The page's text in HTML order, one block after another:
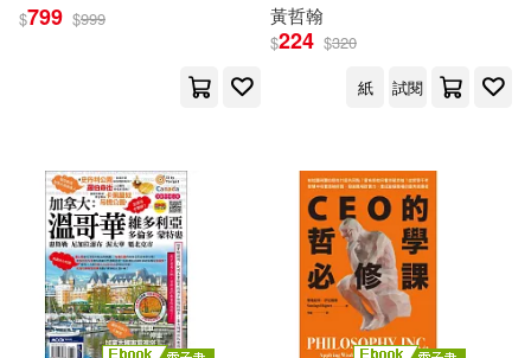
$799 $999
黃哲翰
$224 $320
紙
試閱